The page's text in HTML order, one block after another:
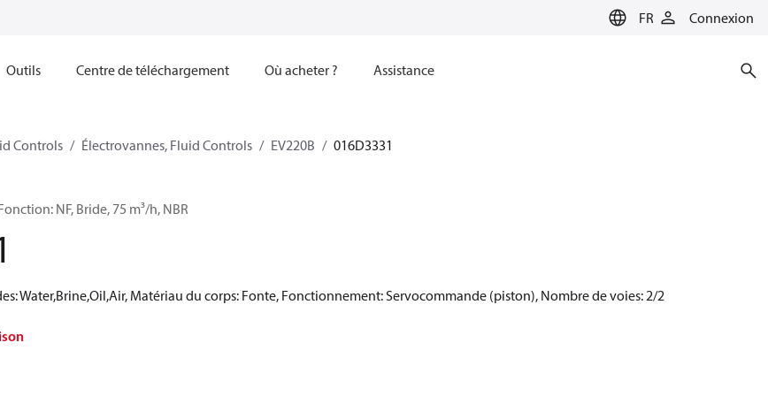
FR Connexion
Outils Centre de téléchargement Où acheter ? Assistance
Controls Électrovannes, Fluid Controls EV220B 016D3331
NF, Bride, 75 m³/h, NBR
Water,Brine,Oil,Air, Matériau du corps: Fonte, Fonctionnement: Servocommande (piston), Nombre de voies: 2/2